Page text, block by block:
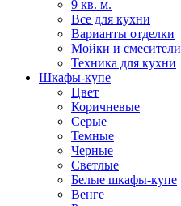
9 кв. м.
Все для кухни
Варианты отделки
Мойки и смесители
Техника для кухни
Шкафы-купе
Цвет
Коричневые
Серые
Темные
Черные
Светлые
Белые шкафы-купе
Венге